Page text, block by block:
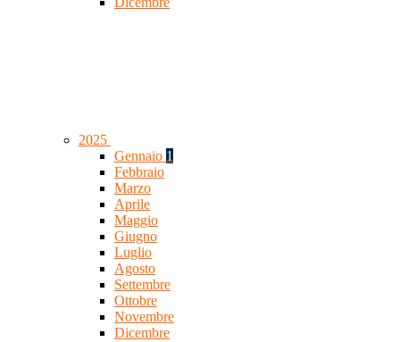
2025
Gennaio 1
Febbraio
Marzo
Aprile
Maggio
Giugno
Luglio
Agosto
Settembre
Ottobre
Novembre
Dicembre